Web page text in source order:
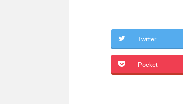
Twitter
Pocket